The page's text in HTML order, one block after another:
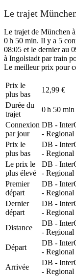
Le trajet
Le trajet de München
0 h 50 min. Il y a 5
08:05 et le dernier au
à Ingolstadt par train
Le meilleur prix pour
Prix ​​le
plus bas
12,99 €
Durée du
trajet
0 h 50 min
Connexion
par jour
DB -
- Regional
Prix ​​le
plus bas
DB -
- Regional
Le prix le
plus élevé
DB -
- Regional
Premier
départ
DB -
- Regional
Dernier
départ
DB -
- Regional
Distance
DB -
- Regional
Départ
DB -
- Regional
Arrivée
DB -
- Regional